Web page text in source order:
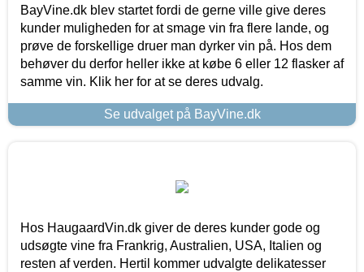
BayVine.dk blev startet fordi de gerne ville give deres
kunder muligheden for at smage vin fra flere lande, og
prøve de forskellige druer man dyrker vin på. Hos dem
behøver du derfor heller ikke at købe 6 eller 12 flasker af
samme vin. Klik her for at se deres udvalg.
Se udvalget på BayVine.dk
Hos HaugaardVin.dk giver de deres kunder gode og
udsøgte vine fra Frankrig, Australien, USA, Italien og
resten af verden. Hertil kommer udvalgte delikatesser